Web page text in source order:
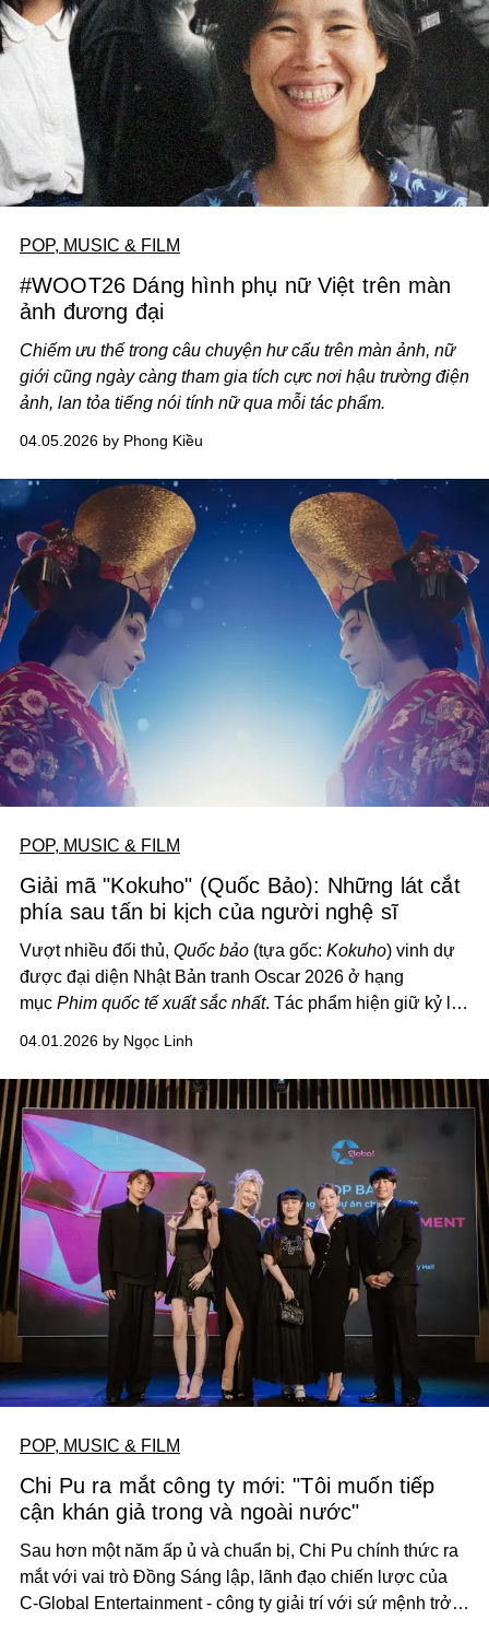
POP, MUSIC & FILM
#WOOT26 Dáng hình phụ nữ Việt trên màn
ảnh đương đại
Chiếm ưu thế trong câu chuyện hư cấu trên màn ảnh, nữ
giới cũng ngày càng tham gia tích cực nơi hậu trường điện
ảnh, lan tỏa tiếng nói tính nữ qua mỗi tác phẩm.
04.05.2026 by Phong Kiều
POP, MUSIC & FILM
Giải mã "Kokuho" (Quốc Bảo): Những lát cắt
phía sau tấn bi kịch của người nghệ sĩ
Vượt nhiều đối thủ, Quốc bảo (tựa gốc: Kokuho) vinh dự
được đại diện Nhật Bản tranh Oscar 2026 ở hạng
mục Phim quốc tế xuất sắc nhất. Tác phẩm hiện giữ kỷ lục
04.01.2026 by Ngọc Linh
POP, MUSIC & FILM
Chi Pu ra mắt công ty mới: "Tôi muốn tiếp
cận khán giả trong và ngoài nước"
Sau hơn một năm ấp ủ và chuẩn bị, Chi Pu chính thức ra
mắt với vai trò Đồng Sáng lập, lãnh đạo chiến lược của
C-Global Entertainment - công ty giải trí với sứ mệnh trở